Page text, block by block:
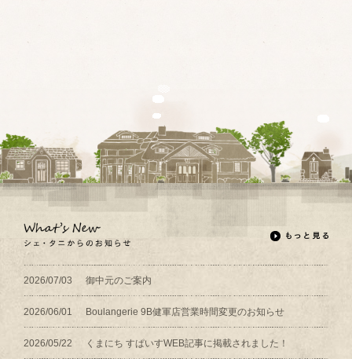
2026/07/03 御中元のご案内
2026/06/01 Boulangerie 9B健軍店営業時間変更のお知らせ
2026/05/22 くまにち すぱいすWEB記事に掲載されました！